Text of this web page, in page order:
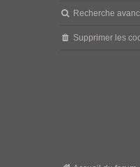
Recherche
Supprimer les